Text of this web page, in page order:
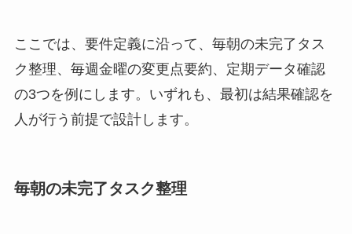
ここでは、要件定義に沿って、毎朝の未完了タス
ク整理、毎週金曜の変更点要約、定期データ確認
の3つを例にします。いずれも、最初は結果確認を
人が行う前提で設計します。
毎朝の未完了タスク整理